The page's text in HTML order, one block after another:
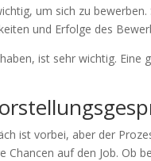
um sich zu
und Erfolge des
ist sehr wichtig. Eine
ist vorbei, aber der
Chancen auf den Job. Ob